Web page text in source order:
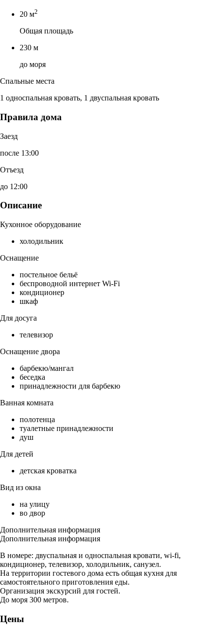
20 м2
Общая площадь
230 м
до моря
Спальные места
1 односпальная кровать, 1 двуспальная кровать
Правила дома
Заезд
после 13:00
Отъезд
до 12:00
Описание
Кухонное оборудование
холодильник
Оснащение
постельное бельё
беспроводной интернет Wi-Fi
кондиционер
шкаф
Для досуга
телевизор
Оснащение двора
барбекю/мангал
беседка
принадлежности для барбекю
Ванная комната
полотенца
туалетные принадлежности
душ
Для детей
детская кроватка
Вид из окна
на улицу
во двор
Дополнительная информация
Дополнительная информация
В номере: двуспальная и односпальная кровати, wi-fi,
кондиционер, телевизор, холодильник, санузел.
На территории гостевого дома есть общая кухня для
самостоятельного приготовления еды.
Организация экскурсий для гостей.
До моря 300 метров.
Цены